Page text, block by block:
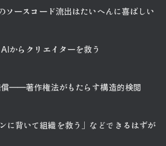
ースコード流出はたいへんに喜ばしい
からクリエイターを救う
償――著作権法がもたらす構造的検閲
に背いて組織を救う」などできるはずが